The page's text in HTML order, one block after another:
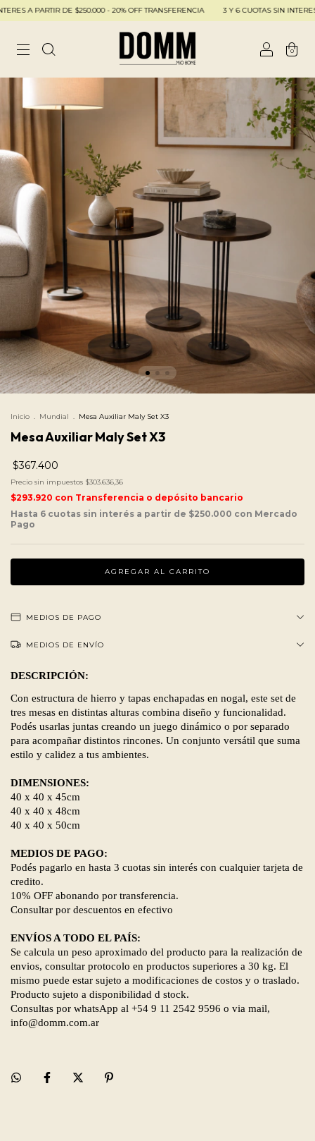
A PARTIR DE $250.000 - 20% OFF TRANSFERENCIA 3 Y 6 CUOTAS SIN INTERES
0
Inicio . Mundial . Mesa Auxiliar Maly Set X3
Mesa Auxiliar Maly Set X3
$367.400
Precio sin impuestos $303.636,36
$293.920 con Transferencia o depósito bancario
MEDIOS DE PAGO
MEDIOS DE ENVÍO
DESCRIPCIÓN:
Con estructura de hierro y tapas enchapadas en nogal, este set de
tres mesas en distintas alturas combina diseño y funcionalidad.
Podés usarlas juntas creando un juego dinámico o por separado
para acompañar distintos rincones. Un conjunto versátil que suma
estilo y calidez a tus ambientes.
DIMENSIONES:
40 x 40 x 45cm
40 x 40 x 48cm
40 x 40 x 50cm
MEDIOS DE PAGO:
Podés pagarlo en hasta 3 cuotas sin interés con cualquier tarjeta de
credito.
10% OFF abonando por transferencia.
Consultar por descuentos en efectivo
ENVÍOS A TODO EL PAÍS:
Se calcula un peso aproximado del producto para la realización de
envios, consultar protocolo en productos superiores a 30 kg. El
mismo puede estar sujeto a modificaciones de costos y o traslado.
Producto sujeto a disponibilidad d stock.
Consultas por whatsApp al +54 9 11 2542 9596 o via mail,
info@domm.com.ar